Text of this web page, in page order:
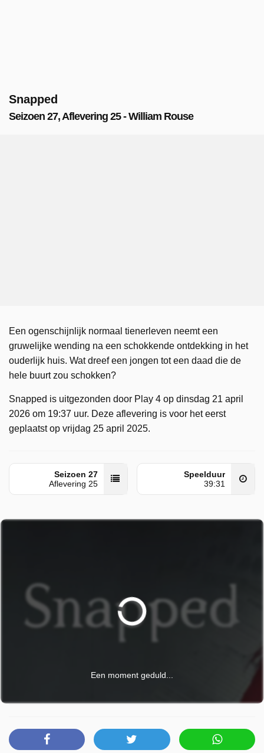
Snapped
Seizoen 27, Aflevering 25 - William Rouse
Een ogenschijnlijk normaal tienerleven neemt een
gruwelijke wending na een schokkende ontdekking in het
ouderlijk huis. Wat dreef een jongen tot een daad die de
hele buurt zou schokken?
Snapped is uitgezonden door Play 4 op dinsdag 21 april
2026 om 19:37 uur. Deze aflevering is voor het eerst
geplaatst op vrijdag 25 april 2025.
Seizoen 27
Aflevering 25
Speelduur
39:31
Een moment geduld...